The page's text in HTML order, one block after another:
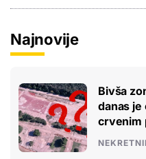
Najnovije
Bivša
danas je
crvenim